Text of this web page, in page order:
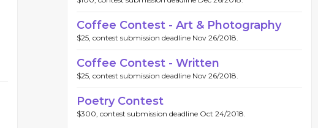
Coffee Contest - Art & Photography
$25, contest submission deadline Nov 26/2018.
Coffee Contest - Written
$25, contest submission deadline Nov 26/2018.
Poetry Contest
$300, contest submission deadline Oct 24/2018.